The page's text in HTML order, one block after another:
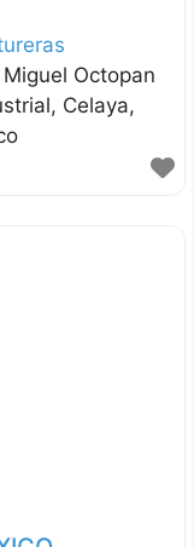
Octopan
Celaya